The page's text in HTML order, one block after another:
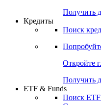
Получить
Кредиты
Поиск
Откройте
Получить
ETF & Funds
Поиск